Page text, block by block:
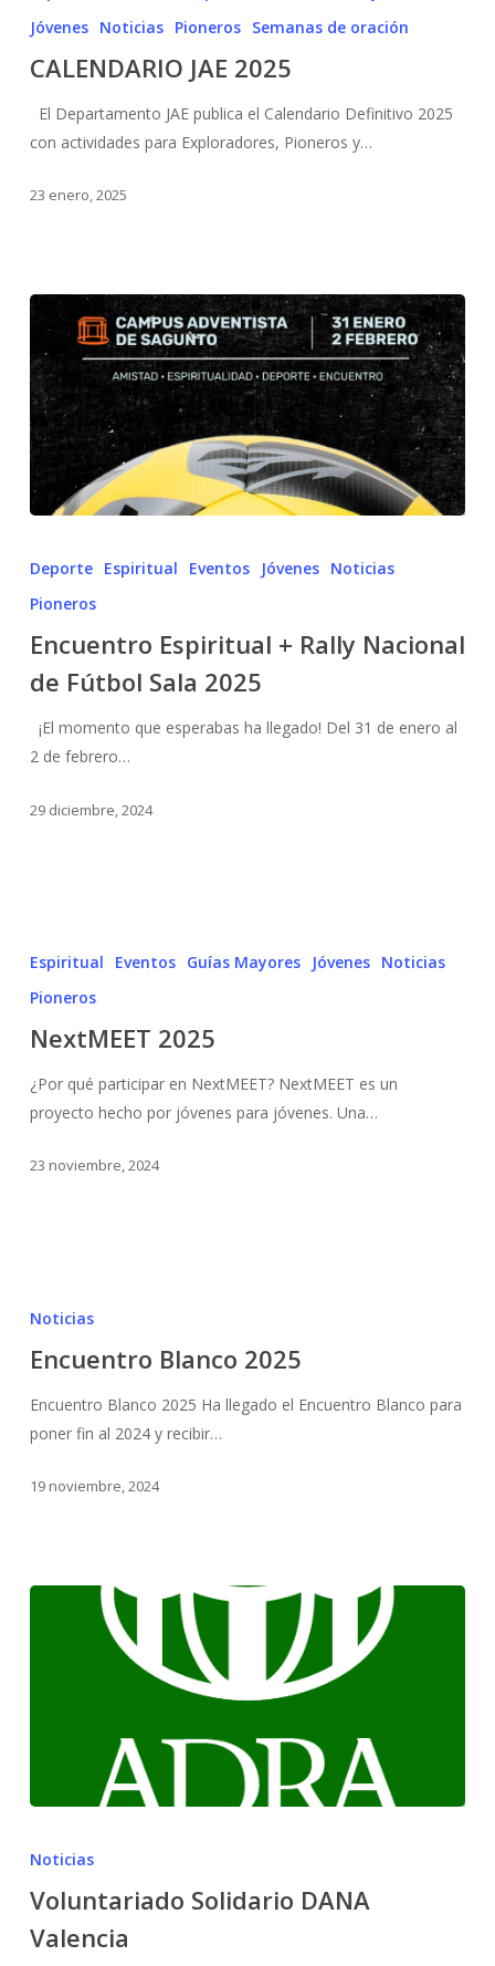
Jóvenes Noticias Pioneros Semanas de oración
CALENDARIO JAE 2025
El Departamento JAE publica el Calendario Definitivo 2025
con actividades para Exploradores, Pioneros y…
23 enero, 2025
Deporte Espiritual Eventos Jóvenes Noticias
Pioneros
Encuentro Espiritual + Rally Nacional
de Fútbol Sala 2025
¡El momento que esperabas ha llegado! Del 31 de enero al
2 de febrero…
29 diciembre, 2024
Espiritual Eventos Guías Mayores Jóvenes Noticias
Pioneros
NextMEET 2025
¿Por qué participar en NextMEET? NextMEET es un
proyecto hecho por jóvenes para jóvenes. Una…
23 noviembre, 2024
Noticias
Encuentro Blanco 2025
Encuentro Blanco 2025 Ha llegado el Encuentro Blanco para
poner fin al 2024 y recibir…
19 noviembre, 2024
Noticias
Voluntariado Solidario DANA
Valencia